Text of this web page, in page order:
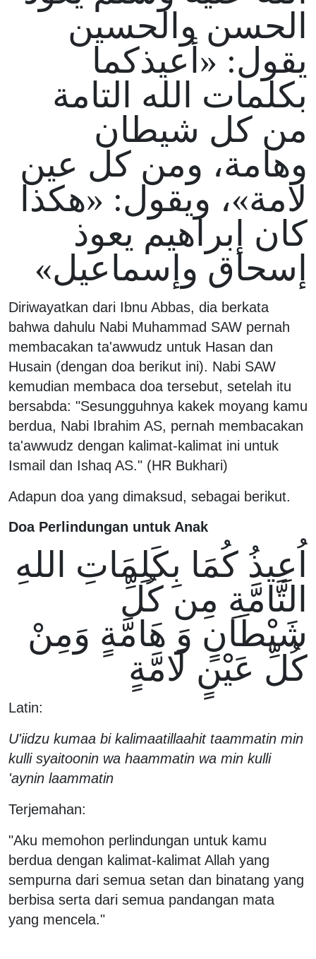
الحسن والحسين
يقول: «أعيذكما
بكلمات الله التامة
من كل شيطان
وهامة، ومن كل عين
لامة»، ويقول: «هكذا
كان إبراهيم يعوذ
إسحاق وإسماعيل»
Diriwayatkan dari Ibnu Abbas, dia berkata
bahwa dahulu Nabi Muhammad SAW pernah
membacakan ta'awwudz untuk Hasan dan
Husain (dengan doa berikut ini). Nabi SAW
kemudian membaca doa tersebut, setelah itu
bersabda: "Sesungguhnya kakek moyang kamu
berdua, Nabi Ibrahim AS, pernah membacakan
ta'awwudz dengan kalimat-kalimat ini untuk
Ismail dan Ishaq AS." (HR Bukhari)
Adapun doa yang dimaksud, sebagai berikut.
Doa Perlindungan untuk Anak
اُعِيذُ كُمَا بِكَلِمَاتِ اللهِ
التَّامَّةِ مِن كُلِّ
شَيْطَانٍ وَ هَامَّةٍ وَمِنْ
كُلِّ عَيْنٍ لَامَّةٍ
Latin:
U'iidzu kumaa bi kalimaatillaahit taammatin min
kulli syaitoonin wa haammatin wa min kulli
'aynin laammatin
Terjemahan:
"Aku memohon perlindungan untuk kamu
berdua dengan kalimat-kalimat Allah yang
sempurna dari semua setan dan binatang yang
berbisa serta dari semua pandangan mata
yang mencela."